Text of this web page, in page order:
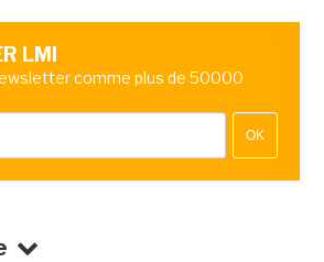
LMI
comme plus de 50000
OK